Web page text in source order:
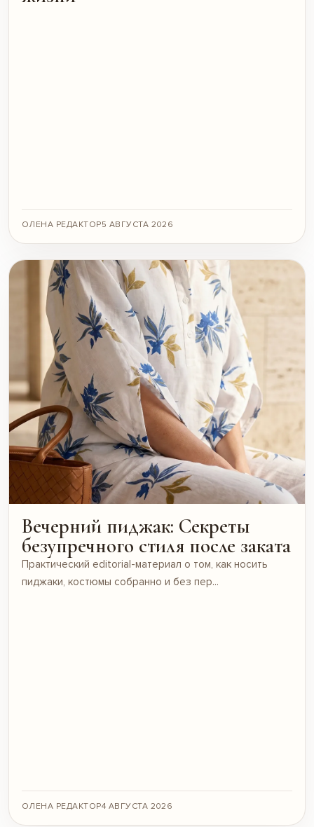
ОЛЕНА РЕДАКТОР5 АВГУСТА 2026
Вечерний пиджак: Секреты
безупречного стиля после заката
Практический editorial-материал о том, как носить
пиджаки, костюмы собранно и без пер...
ОЛЕНА РЕДАКТОР4 АВГУСТА 2026